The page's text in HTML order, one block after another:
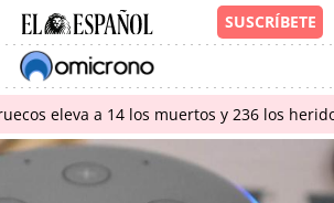
eleva a 14 los muertos y 236 los